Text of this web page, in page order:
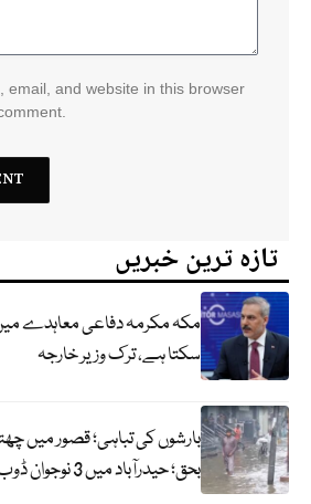
email, and website in this browser
تازہ ترین خبریں
مکہ مکرمہ دفاعی معاہدے
سکتا ہے، ترک وزیر خارجہ
بحق؛ حیدرآباد میں 3 نوجوان ڈوب گئے